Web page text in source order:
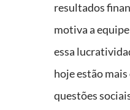
resultados
motiva a
essa
hoje estão
questões